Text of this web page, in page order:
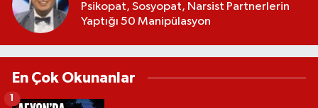
Psikopat, Sosyopat, Narsist Partnerlerin
Yaptığı 50 Manipülasyon
En Çok Okunanlar
1